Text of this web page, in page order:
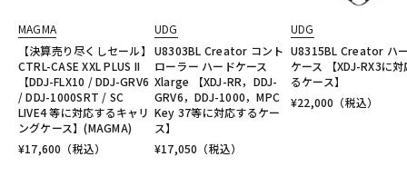
MAGMA
【決算売り尽くしセール】
CTRL-CASE XXL PLUS II
【DDJ-FLX10 / DDJ-GRV6
/ DDJ-1000SRT / SC
LIVE4 等に対応するキャリ
ングケース】(MAGMA)
¥17,600 （税込）
UDG
U8303BL Creator コント
ローラー ハードケース
Xlarge 【XDJ-RR，DDJ-
GRV6，DDJ-1000，MPC
Key 37等に対応するケー
ス】
¥17,050 （税込）
UDG
U8315BL Creator ハ
ケース 【XDJ-RX3に
るケース】
¥22,000 （税込）